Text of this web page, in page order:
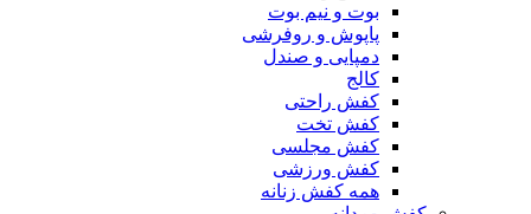
بوت و نیم بوت
پاپوش و روفرشی
دمپایی و صندل
کالج
کفش راحتی
کفش تخت
کفش مجلسی
کفش ورزشی
همه کفش زنانه